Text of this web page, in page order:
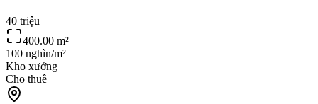
40 triệu
400.00 m²
100 nghìn/m²
Kho xưởng
Cho thuê